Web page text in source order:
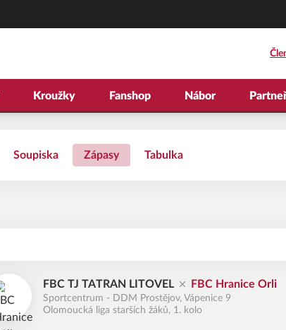
Kroužky Fanshop Nábor
Soupiska Zápasy Tabulka
FBC TJ TATRAN LITOVEL FBC Hranice Orli
Sportcentrum - DDM Prostějov, Vápenice 9
Olomoucká liga starších žáků, 1. kolo